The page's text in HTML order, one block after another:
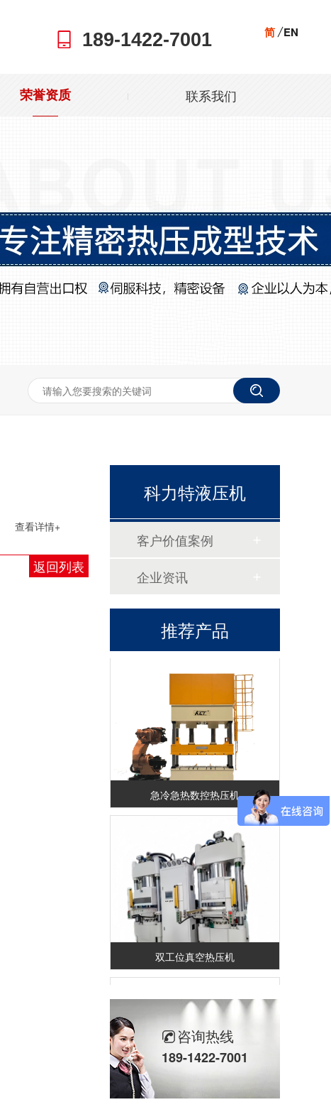
简 EN
189-1422-7001
荣誉资质 联系我们
查看详情+
返回列表
科力特液压机
客户价值案例
企业资讯
推荐产品
多层云母板热压机
真空热压成型机
急冷急热数控热压机
双工位真空热压机
咨询热线
189-1422-7001